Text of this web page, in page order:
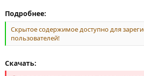
Подробнее:
Скрытое содержимое доступно для
пользователей!
Скачать: